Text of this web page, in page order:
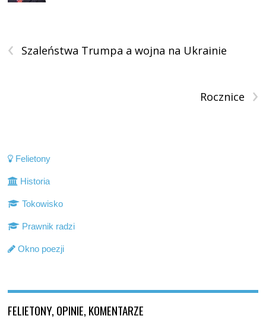
‹ Szaleństwa Trumpa a wojna na Ukrainie
›
Rocznice
Felietony
Historia
Tokowisko
Prawnik radzi
Okno poezji
FELIETONY, OPINIE, KOMENTARZE